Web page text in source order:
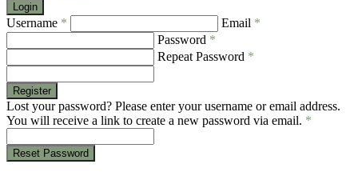
Login
Username * Email *
Password *
Repeat Password *
Register
Lost your password? Please enter your username or email address.
You will receive a link to create a new password via email. *
Reset Password